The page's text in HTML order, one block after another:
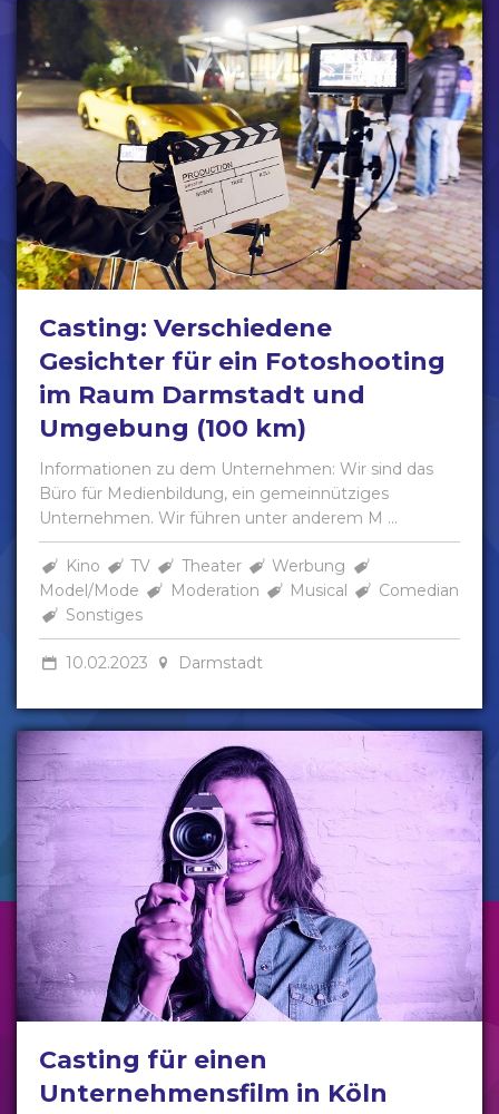
Casting: Verschiedene
Gesichter für ein Fotoshooting
im Raum Darmstadt und
Umgebung (100 km)
Informationen zu dem Unternehmen: Wir sind das
Büro für Medienbildung, ein gemeinnütziges
Unternehmen. Wir führen unter anderem M ...
Kino TV Theater
Werbung
Model/Mode
Moderation Musical
Comedian
Sonstiges
10.02.2023 Darmstadt
Casting für einen
Unternehmensfilm in Köln